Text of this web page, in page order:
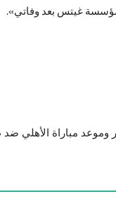
مؤسسة غيتس بعد وفاتي».
وموعد مباراة الأهلي